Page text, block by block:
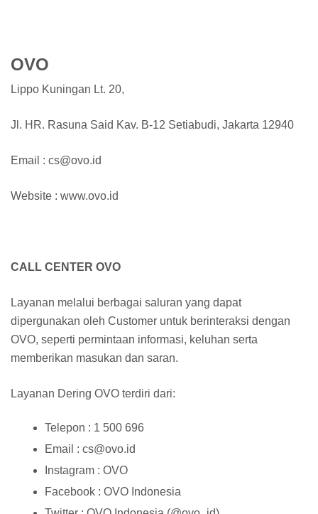
OVO
Lippo Kuningan Lt. 20,
Jl. HR. Rasuna Said Kav. B-12 Setiabudi, Jakarta 12940
Email : cs@ovo.id
Website : www.ovo.id
CALL CENTER OVO
Layanan melalui berbagai saluran yang dapat
dipergunakan oleh Customer untuk berinteraksi dengan
OVO, seperti permintaan informasi, keluhan serta
memberikan masukan dan saran.
Layanan Dering OVO terdiri dari:
Telepon : 1 500 696
Email : cs@ovo.id
Instagram : OVO
Facebook : OVO Indonesia